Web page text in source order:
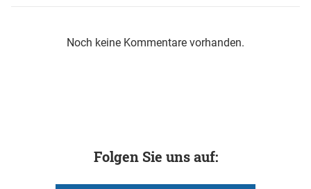
Noch keine Kommentare vorhanden.
Folgen Sie uns auf: